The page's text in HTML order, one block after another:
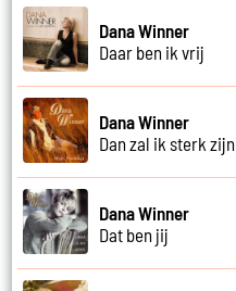
Dana Winner
Daar ben ik vrij
Dana Winner
Dan zal ik sterk zijn
Dana Winner
Dat ben jij